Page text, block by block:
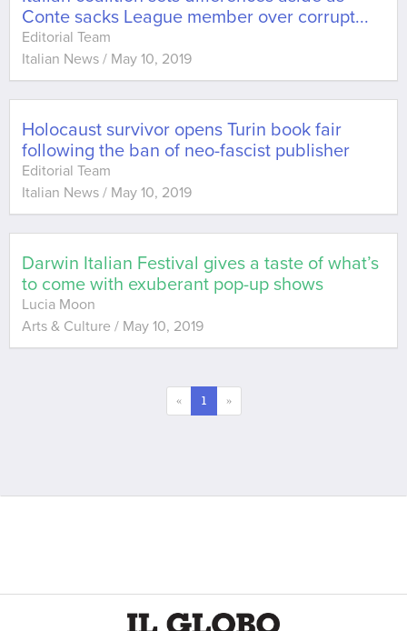
Conte sacks League member over corrupt...
Editorial Team
Italian News / May 10, 2019
Holocaust survivor opens Turin book fair
following the ban of neo-fascist publisher
Editorial Team
Italian News / May 10, 2019
Darwin Italian Festival gives a taste of what’s
to come with exuberant pop-up shows
Lucia Moon
Arts & Culture / May 10, 2019
« 1 »